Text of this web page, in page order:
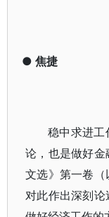
● 焦捷
稳中求进工
论，也是做好
文选》第一卷
对此作出深刻